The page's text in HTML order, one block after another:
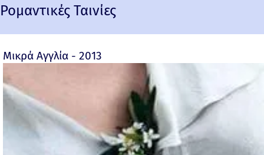
Ρομαντικές Ταινίες
Μικρά Αγγλία - 2013